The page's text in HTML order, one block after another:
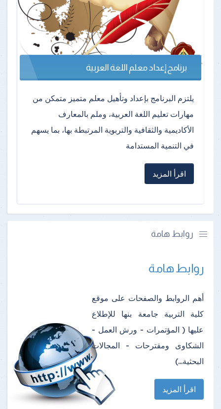
برنامج إعداد معلم اللغة العربية
يلتزم البرنامج بإعداد وتأهيل معلم متميز متمكن من
مهارات تعليم اللغة العربية، وملم بالمعارف
الأكاديمية والثقافية والتربوية المرتبطة بها، بما يسهم
في التنمية المستدامة
اقرأ المزيد
روابط هامة
روابط هامة
أهم الروابط والصفحات على موقع
كلية التربية جامعة بنها للإطلاع
عليها ( المؤتمرات - ورش العمل -
الشكاوى ومقترحات - المجالات
البحثية...)
اقرأ المزيد